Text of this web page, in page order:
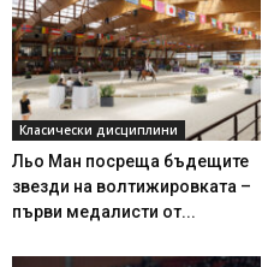
Класически дисциплини
Льо Ман посреща бъдещите
звезди на волтижировката –
първи медалисти от...